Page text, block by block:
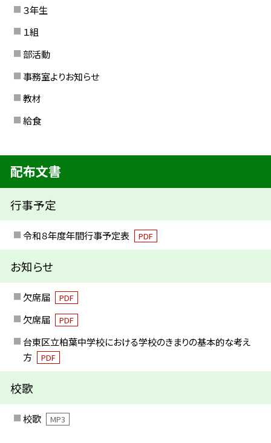
３年生
１組
部活動
事務室よりお知らせ
教材
給食
配布文書
行事予定
令和８年度年間行事予定表 PDF
お知らせ
欠席届 PDF
欠席届 PDF
台東区立柏葉中学校における学校のきまりの基本的な考え
方
PDF
校歌
校歌 MP3